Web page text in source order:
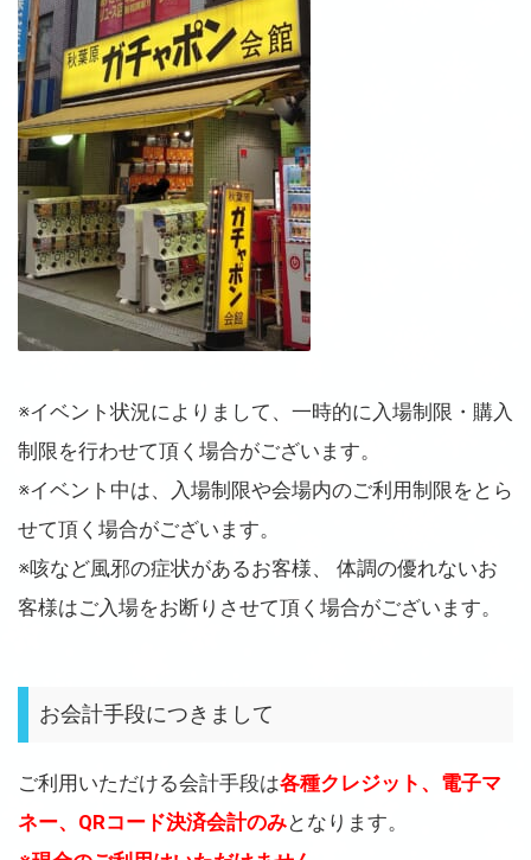
※イベント状況によりまして、一時的に入場制限・購入
制限を行わせて頂く場合がございます。
※イベント中は、入場制限や会場内のご利用制限をとら
せて頂く場合がございます。
※咳など風邪の症状があるお客様、 体調の優れないお
客様はご入場をお断りさせて頂く場合がございます。
お会計手段につきまして
ご利用いただける会計手段は各種クレジット、電子マ
ネー、QRコード決済会計のみとなります。